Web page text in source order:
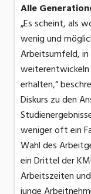
Alle
„Es scheint, als
wenig und
Arbeitsumfeld, in
weiterentwickeln
erhalten,“
Diskurs zu den
weniger oft ein
Wahl des
ein Drittel der
Arbeitszeiten